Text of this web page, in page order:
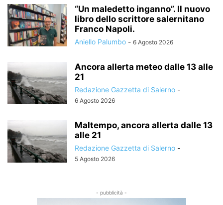
“Un maledetto inganno”. Il nuovo
libro dello scrittore salernitano
Franco Napoli.
Aniello Palumbo - 6 Agosto 2026
Ancora allerta meteo dalle 13 alle
21
Redazione Gazzetta di Salerno -
6 Agosto 2026
Maltempo, ancora allerta dalle 13
alle 21
Redazione Gazzetta di Salerno -
5 Agosto 2026
- pubblicità -